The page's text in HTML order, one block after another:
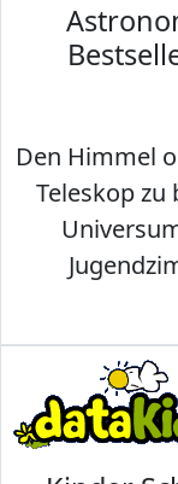
Den Himmel
Teleskop